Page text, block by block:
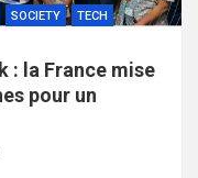
SOCIETY TECH
: la France mise
pour un